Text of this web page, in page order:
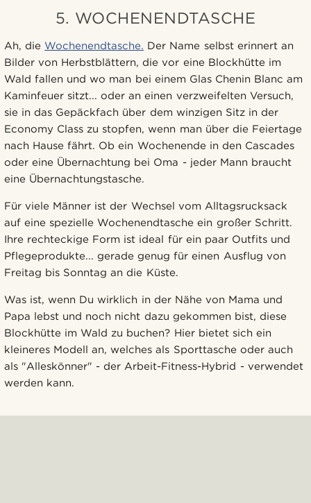
5. WOCHENENDTASCHE
Ah, dieWochenendtasche. Der Name selbst erinnert an
Bilder von Herbstblättern, die vor eine Blockhütte im
Wald fallen und wo man bei einem Glas Chenin Blanc am
Kaminfeuer sitzt... oder an einen verzweifelten Versuch,
sie in das Gepäckfach über dem winzigen Sitz in der
Economy Class zu stopfen, wenn man über die Feiertage
nach Hause fährt. Ob ein Wochenende in den Cascades
oder eine Übernachtung bei Oma - jeder Mann braucht
eine Übernachtungstasche.
Für viele Männer ist der Wechsel vom Alltagsrucksack
auf eine spezielle Wochenendtasche ein großer Schritt.
Ihre rechteckige Form ist ideal für ein paar Outfits und
Pflegeprodukte... gerade genug für einen Ausflug von
Freitag bis Sonntag an die Küste.
Was ist, wenn Du wirklich in der Nähe von Mama und
Papa lebst und noch nicht dazu gekommen bist, diese
Blockhütte im Wald zu buchen? Hier bietet sich ein
kleineres Modell an, welches als Sporttasche oder auch
als "Alleskönner" - der Arbeit-Fitness-Hybrid - verwendet
werden kann.